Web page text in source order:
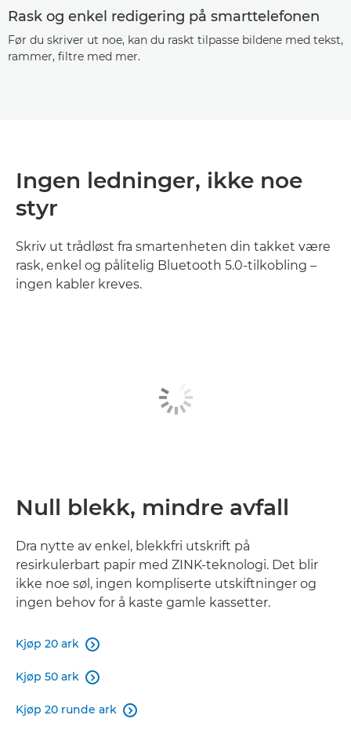
Rask og enkel redigering på smarttelefonen
Før du skriver ut noe, kan du raskt tilpasse bildene med tekst,
rammer, filtre med mer.
Ingen ledninger, ikke noe
styr
Skriv ut trådløst fra smartenheten din takket være
rask, enkel og pålitelig Bluetooth 5.0-tilkobling –
ingen kabler kreves.
Null blekk, mindre avfall
Dra nytte av enkel, blekkfri utskrift på
resirkulerbart papir med ZINK-teknologi. Det blir
ikke noe søl, ingen kompliserte utskiftninger og
ingen behov for å kaste gamle kassetter.
Kjøp 20 ark 
Kjøp 50 ark 
Kjøp 20 runde ark 